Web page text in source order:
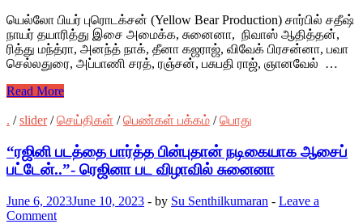
யெல்லோ பியர் புரொடக்சன் (Yellow Bear Production) சார்பில் சதீஷ்
நாயர் தயாரித்து இசை அமைக்க, சுனைனா, நிவாஸ் ஆதித்தன்,
ரித்து மந்த்ரா, அனந்த் நாக், தீனா கஜராஜ், விவேக் பிரசன்னா, பவா
செல்லதுரை, அப்பாணி சரத், ரஞ்சன், பசுபதி ராஜ், ஞானவேல் …
Read More
. /slider/செய்திகள் /பெண்கள் பக்கம் /பொது
“ரஜினி படத்தை பார்த்த பின்புதான் நடிகையாக ஆசைப்
பட்டேன்..”- ரெஜினா பட விழாவில் சுனைனா
June 6, 2023June 10, 2023 - by Su Senthilkumaran - Leave a
Comment